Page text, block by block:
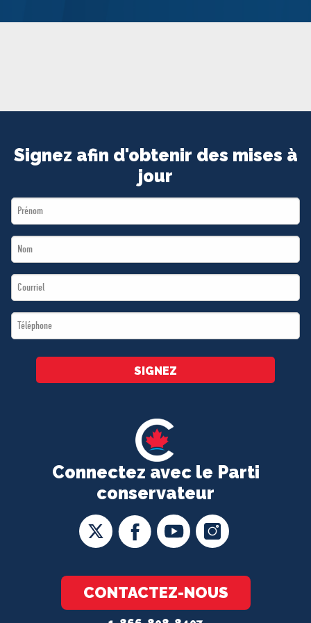
Connectez avec le Parti
conservateur
CONTACTEZ-NOUS
Signez afin d'obtenir des mises à
jour
First
Name
Last
Name
Email
*
Téléphone
*
SIGNEZ